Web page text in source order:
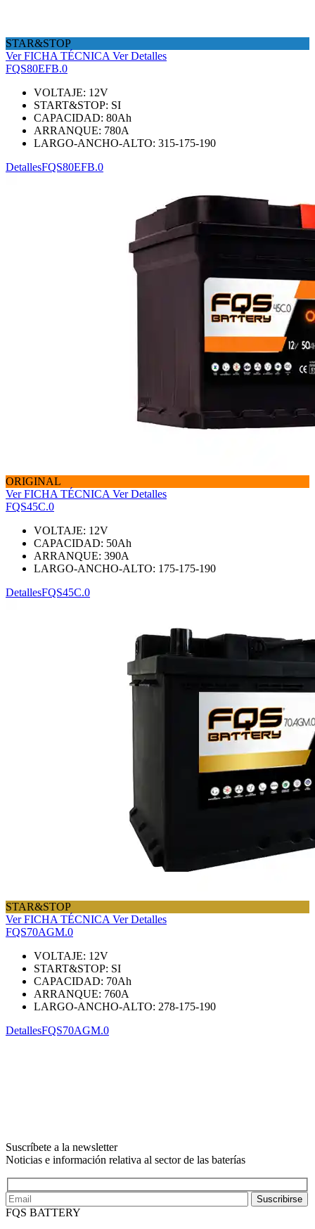
STAR&STOP
Ver FICHA TÉCNICA Ver Detalles
FQS80EFB.0
VOLTAJE: 12V
START&STOP: SI
CAPACIDAD: 80Ah
ARRANQUE: 780A
LARGO-ANCHO-ALTO: 315-175-190
DetallesFQS80EFB.0
ORIGINAL
Ver FICHA TÉCNICA Ver Detalles
FQS45C.0
VOLTAJE: 12V
CAPACIDAD: 50Ah
ARRANQUE: 390A
LARGO-ANCHO-ALTO: 175-175-190
DetallesFQS45C.0
STAR&STOP
Ver FICHA TÉCNICA Ver Detalles
FQS70AGM.0
VOLTAJE: 12V
START&STOP: SI
CAPACIDAD: 70Ah
ARRANQUE: 760A
LARGO-ANCHO-ALTO: 278-175-190
DetallesFQS70AGM.0
Suscríbete a la newsletter
Noticias e información relativa al sector de las baterías
Suscribirse
FQS BATTERY